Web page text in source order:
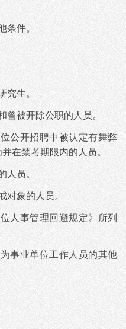
条件。
究生。
曾被开除公职的人员。
公开招聘中被认定有舞弊
在禁考期限内的人员。
人员。
对象的人员。
人事管理回避规定》所列
事业单位工作人员的其他